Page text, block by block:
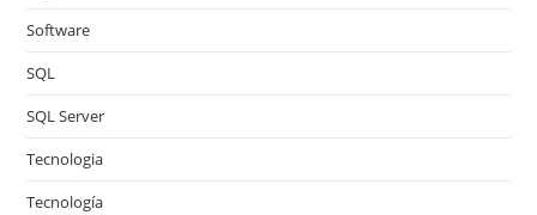
Software
SQL
SQL Server
Tecnologia
Tecnología